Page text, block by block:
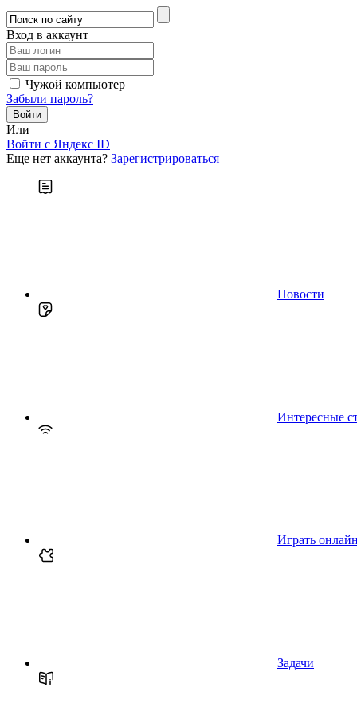
Вход в аккаунт
Чужой компьютер
Забыли пароль?
Или
Войти c Яндекс ID
Еще нет аккаунта? Зарегистрироваться
Новости
Интересные
Играть онлайн
Задачи